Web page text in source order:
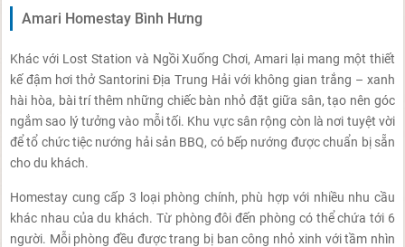
Amari Homestay Bình Hưng
Khác với Lost Station và Ngồi Xuống Chơi, Amari lại mang một thiết
kế đậm hơi thở Santorini Địa Trung Hải với không gian trắng – xanh
hài hòa, bài trí thêm những chiếc bàn nhỏ đặt giữa sân, tạo nên góc
ngắm sao lý tưởng vào mỗi tối. Khu vực sân rộng còn là nơi tuyệt vời
để tổ chức tiệc nướng hải sản BBQ, có bếp nướng được chuẩn bị sẵn
cho du khách.
Homestay cung cấp 3 loại phòng chính, phù hợp với nhiều nhu cầu
khác nhau của du khách. Từ phòng đôi đến phòng có thể chứa tới 6
người. Mỗi phòng đều được trang bị ban công nhỏ xinh với tầm nhìn